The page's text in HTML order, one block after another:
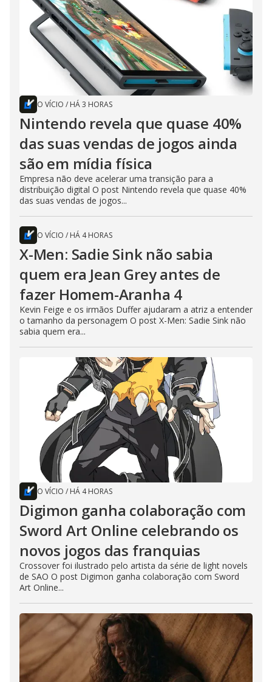
O VÍCIO / HÁ 3 HORAS
Nintendo revela que quase 40%
das suas vendas de jogos ainda
são em mídia física
Empresa não deve acelerar uma transição para a
distribuição digital O post Nintendo revela que quase 40%
das suas vendas de jogos...
O VÍCIO / HÁ 4 HORAS
X-Men: Sadie Sink não sabia
quem era Jean Grey antes de
fazer Homem-Aranha 4
Kevin Feige e os irmãos Duffer ajudaram a atriz a entender
o tamanho da personagem O post X-Men: Sadie Sink não
sabia quem era...
O VÍCIO / HÁ 4 HORAS
Digimon ganha colaboração com
Sword Art Online celebrando os
novos jogos das franquias
Crossover foi ilustrado pelo artista da série de light novels
de SAO O post Digimon ganha colaboração com Sword
Art Online...